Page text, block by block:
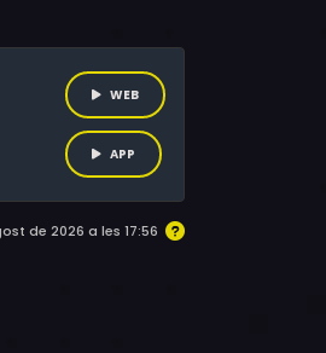
WEB
APP
de 2026 a les 17:56